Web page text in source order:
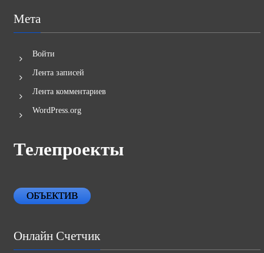
Мета
Войти
Лента записей
Лента комментариев
WordPress.org
Телепроекты
ОБЪЕКТИВ
Онлайн Счетчик